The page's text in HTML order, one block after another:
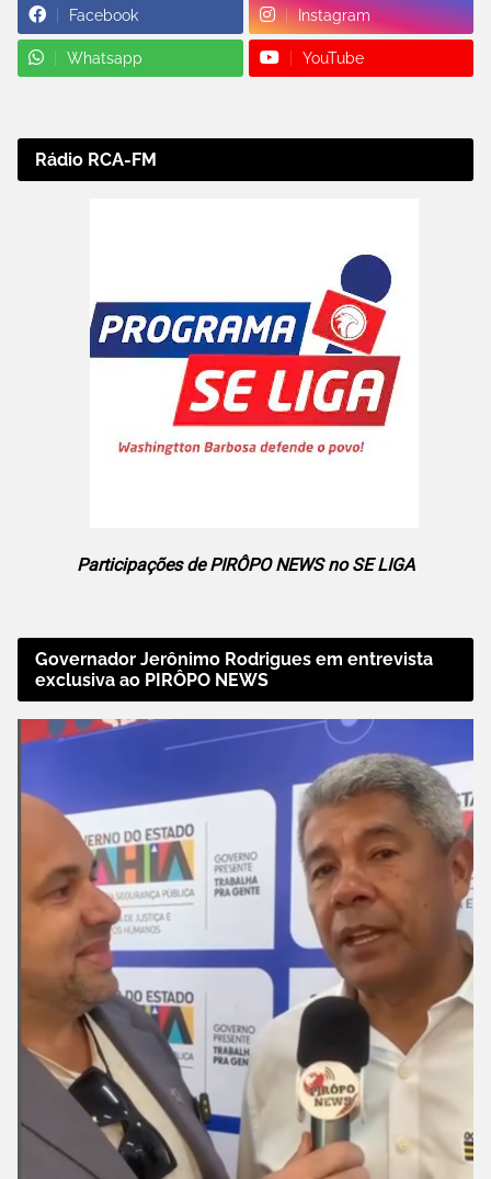
Facebook Instagram
Whatsapp YouTube
Rádio RCA-FM
Participações de PIRÔPO NEWS no SE LIGA
Governador Jerônimo Rodrigues em entrevista
exclusiva ao PIRÔPO NEWS